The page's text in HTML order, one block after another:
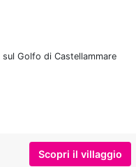
Golfo di Castellammare
Scopri il villaggio